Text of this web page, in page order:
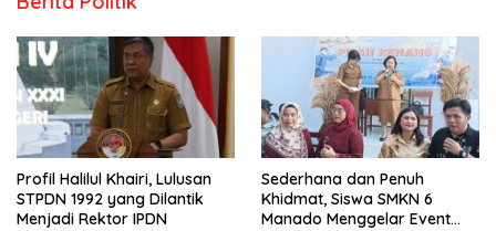
Profil Halilul Khairi, Lulusan
STPDN 1992 yang Dilantik
Menjadi Rektor IPDN
Sederhana dan Penuh
Khidmat, Siswa SMKN 6
Manado Menggelar Event